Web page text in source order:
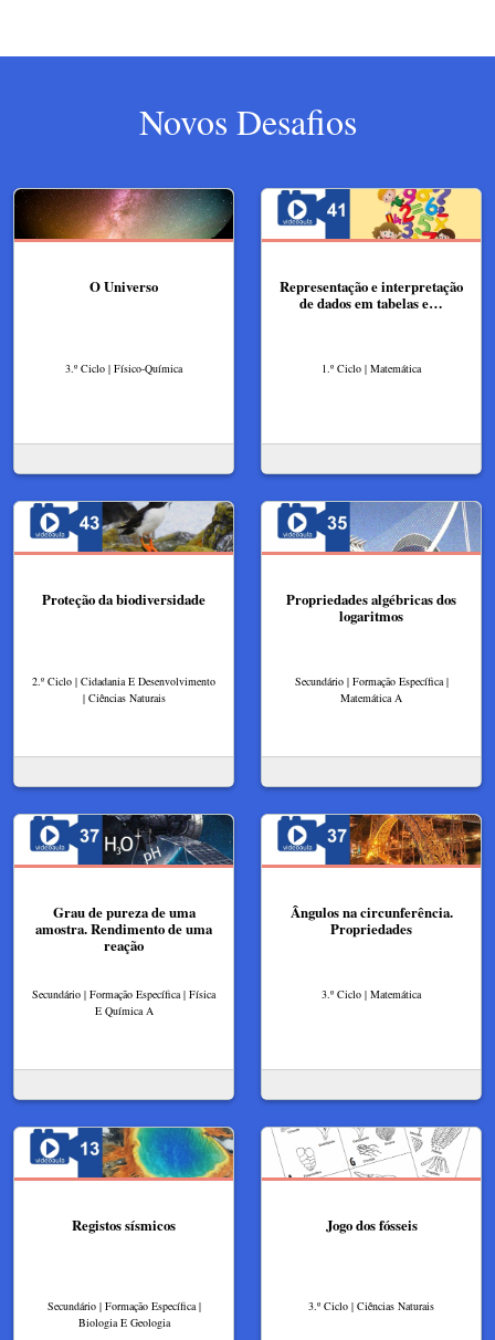
Novos Desafios
O Universo
3.º Ciclo | Físico-Química
Representação e interpretação
de dados em tabelas e…
1.º Ciclo | Matemática
Proteção da biodiversidade
2.º Ciclo | Cidadania E Desenvolvimento
| Ciências Naturais
Propriedades algébricas dos
logaritmos
Secundário | Formação Específica |
Matemática A
Grau de pureza de uma
amostra. Rendimento de uma
reação
Secundário | Formação Específica | Física
E Química A
Ângulos na circunferência.
Propriedades
3.º Ciclo | Matemática
Registos sísmicos
Secundário | Formação Específica |
Biologia E Geologia
Jogo dos fósseis
3.º Ciclo | Ciências Naturais